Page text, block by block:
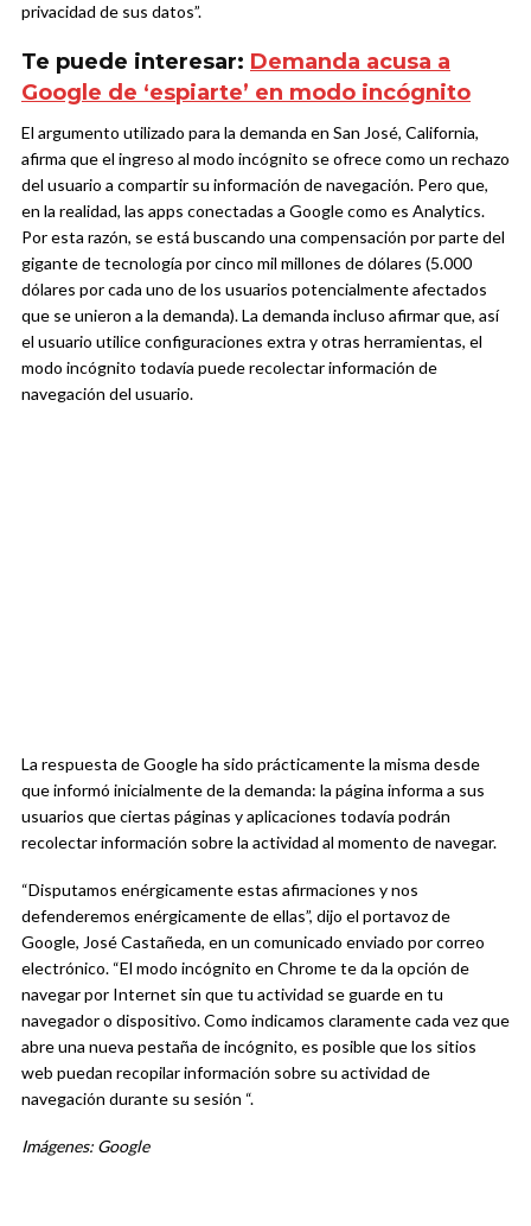
privacidad de sus datos”.
Te puede interesar: Demanda acusa a
Google de ‘espiarte’ en modo incógnito
El argumento utilizado para la demanda en San José, California,
afirma que el ingreso al modo incógnito se ofrece como un rechazo
del usuario a compartir su información de navegación. Pero que,
en la realidad, las apps conectadas a Google como es Analytics.
Por esta razón, se está buscando una compensación por parte del
gigante de tecnología por cinco mil millones de dólares (5.000
dólares por cada uno de los usuarios potencialmente afectados
que se unieron a la demanda). La demanda incluso afirmar que, así
el usuario utilice configuraciones extra y otras herramientas, el
modo incógnito todavía puede recolectar información de
navegación del usuario.
La respuesta de Google ha sido prácticamente la misma desde
que informó inicialmente de la demanda: la página informa a sus
usuarios que ciertas páginas y aplicaciones todavía podrán
recolectar información sobre la actividad al momento de navegar.
“Disputamos enérgicamente estas afirmaciones y nos
defenderemos enérgicamente de ellas”, dijo el portavoz de
Google, José Castañeda, en un comunicado enviado por correo
electrónico. “El modo incógnito en Chrome te da la opción de
navegar por Internet sin que tu actividad se guarde en tu
navegador o dispositivo. Como indicamos claramente cada vez que
abre una nueva pestaña de incógnito, es posible que los sitios
web puedan recopilar información sobre su actividad de
navegación durante su sesión “.
Imágenes: Google